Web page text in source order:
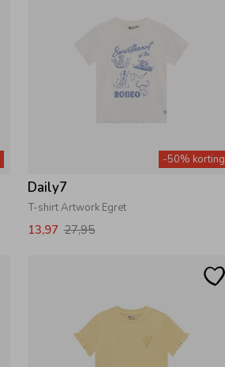
-50% korting
Daily7
T-shirt Artwork Egret
13,97 27,95